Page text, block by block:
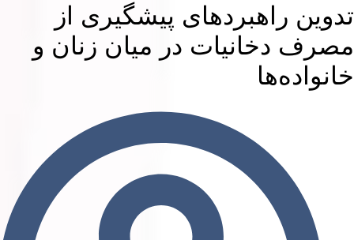
راهبردهای پیشگیری از
دخانیات در میان زنان و